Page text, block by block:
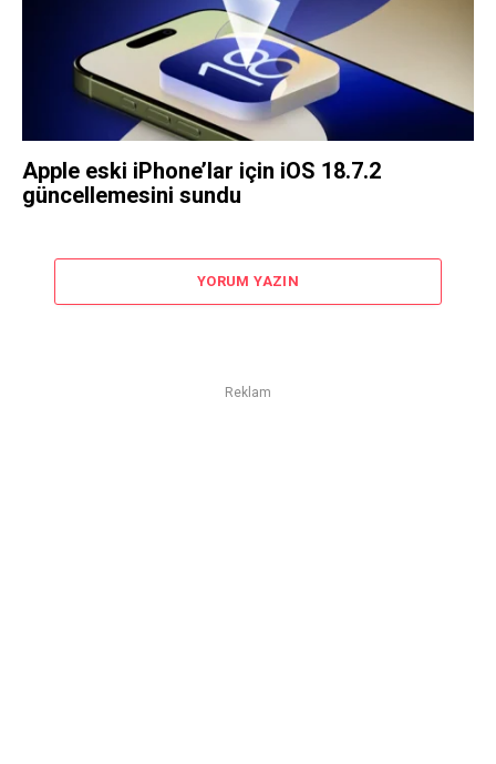
Apple eski iPhone’lar için iOS 18.7.2
güncellemesini sundu
YORUM YAZIN
Reklam